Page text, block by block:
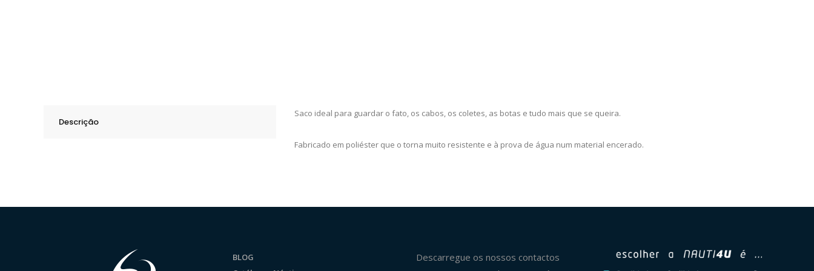
Descrição
Saco ideal para guardar o fato, os cabos, os coletes, as botas e tudo mais que se queira.
Fabricado em poliéster que o torna muito resistente e à prova de água num material encerado.
BLOG
Descarregue os nossos contactos